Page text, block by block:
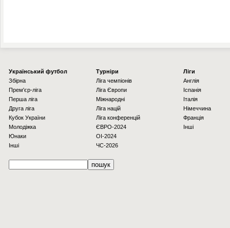
Українcький футбол
Збірна
Прем'єр-ліга
Перша ліга
Друга ліга
Кубок України
Молодіжка
Юнаки
Інші
Турніри
Ліга чемпіонів
Ліга Європи
Міжнародні
Ліга націй
Ліга конференцій
ЄВРО-2024
OI-2024
ЧС-2026
Ліги
Англія
Іспанія
Італія
Німеччина
Франція
Інші